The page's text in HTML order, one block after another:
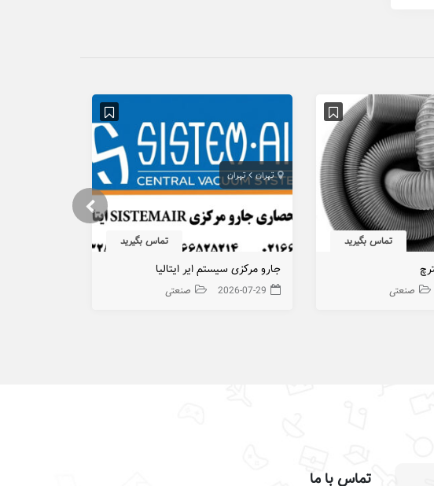
تماس بگیرید
صنعتی
تهران تهران
تماس بگیرید
جارو مرکزی سیستم ایر ایتالیا
2026-07-29 صنعتی
تماس با ما